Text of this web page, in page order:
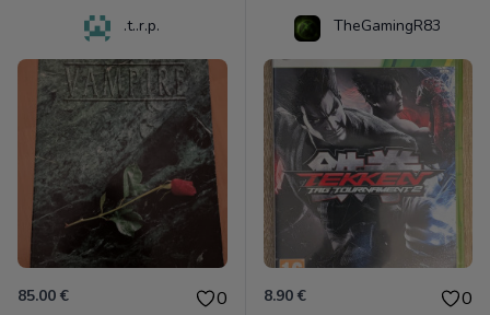
.t..r.p.
85.00 € 0
TheGamingR83
8.90 € 0